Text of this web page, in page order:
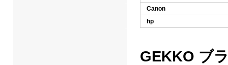
Canon
hp
GEKKO ブ